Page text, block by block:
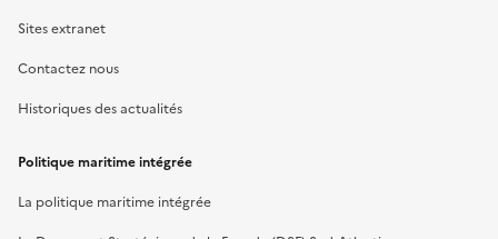
Sites extranet
Contactez nous
Historiques des actualités
Politique maritime intégrée
La politique maritime intégrée